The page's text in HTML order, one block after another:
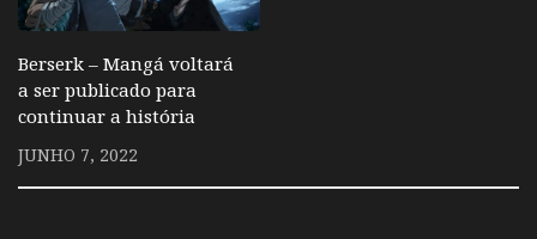
Berserk – Mangá voltará
a ser publicado para
continuar a história
JUNHO 7, 2022